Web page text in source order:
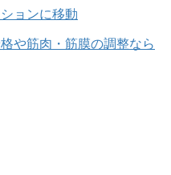
ョンに移動